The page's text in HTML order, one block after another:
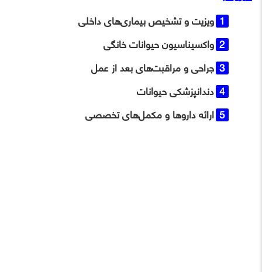
ویزیت و تشخیص بیماری‌های داخلی
واکسیناسیون حیوانات خانگی
جراحی و مراقبت‌های بعد از عمل
دندانپزشکی حیوانات
ارائه داروها و مکمل‌های تخصصی